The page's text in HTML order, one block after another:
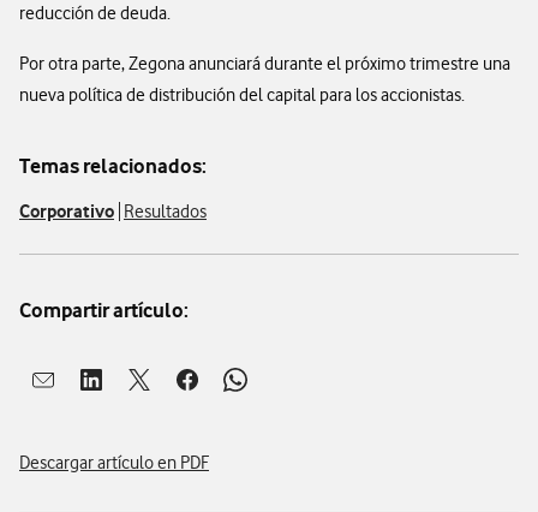
reducción de deuda.
Por otra parte, Zegona anunciará durante el próximo trimestre una
nueva política de distribución del capital para los accionistas.
Temas relacionados:
Corporativo Resultados
Compartir artículo:
Abrir ventana para compartir en mail
Abrir ventana para compartir en linkedin
Abrir ventana para compartir en twitter
Abrir ventana para compartir en facebook
Abrir ventana para compartir en
Descargar artículo en PDF